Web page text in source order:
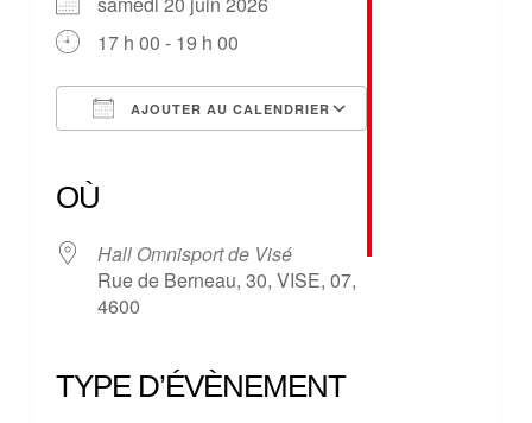
17 h 00 - 19 h 00
AJOUTER AU CALENDRIER
OÙ
Hall Omnisport de Visé
Rue de Berneau, 30, VISE, 07,
4600
TYPE D’ÉVÈNEMENT